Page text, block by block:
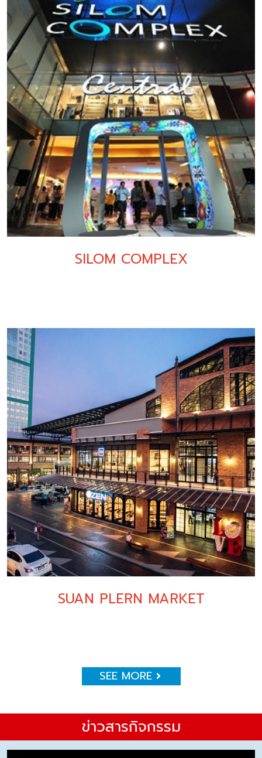
SILOM COMPLEX
SUAN PLERN MARKET
SEE MORE
ข่าวสารกิจกรรม